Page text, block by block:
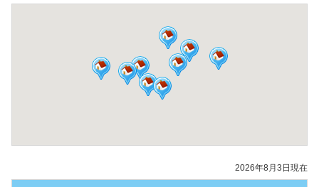
2026年8月3日現在